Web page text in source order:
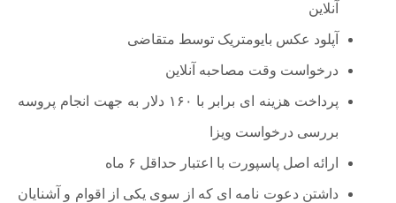
آنلاین
آپلود عکس بایومتریک توسط متقاضی
درخواست وقت مصاحبه آنلاین
پرداخت هزینه ای برابر با ۱۶۰ دلار به جهت انجام پروسه
بررسی درخواست ویزا
ارائه اصل پاسپورت با اعتبار حداقل ۶ ماه
داشتن دعوت نامه ای که از سوی یکی از اقوام و آشنایان